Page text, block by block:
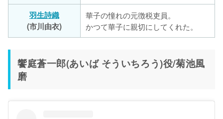
羽生詩織
(市川由衣)
華子の憧れの元徴税吏員。
かつて華子に親切にしてくれた。
饗庭蒼一郎(あいば そういちろう)役/菊池風
磨